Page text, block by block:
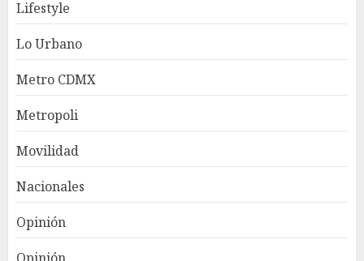
Lifestyle
Lo Urbano
Metro CDMX
Metropoli
Movilidad
Nacionales
Opinión